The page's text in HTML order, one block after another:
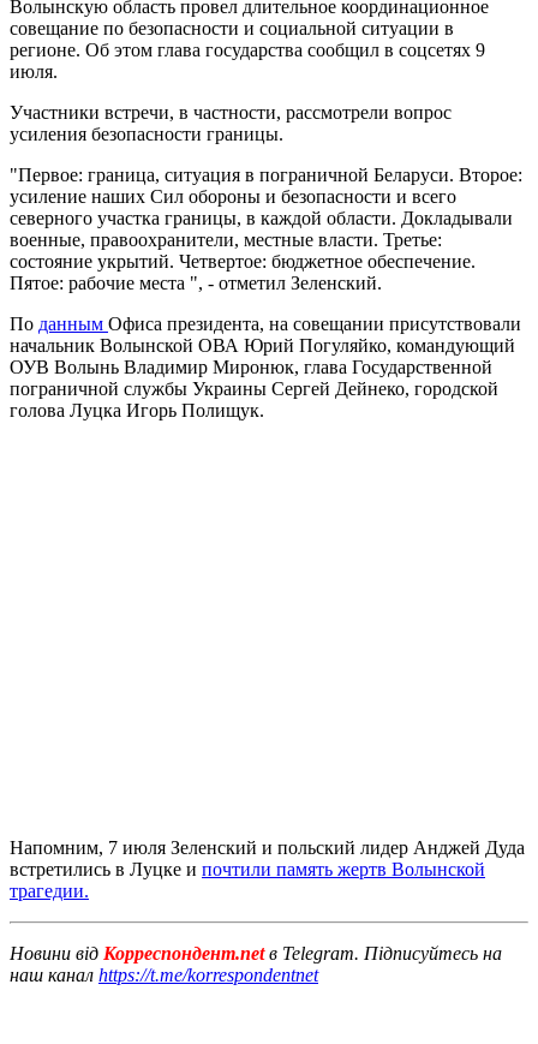
Волынскую область провел длительное координационное
совещание по безопасности и социальной ситуации в
регионе. Об этом глава государства сообщил в соцсетях 9
июля.
Участники встречи, в частности, рассмотрели вопрос
усиления безопасности границы.
"Первое: граница, ситуация в пограничной Беларуси. Второе:
усиление наших Сил обороны и безопасности и всего
северного участка границы, в каждой области. Докладывали
военные, правоохранители, местные власти. Третье:
состояние укрытий. Четвертое: бюджетное обеспечение.
Пятое: рабочие места ", - отметил Зеленский.
По данным Офиса президента, на совещании присутствовали
начальник Волынской ОВА Юрий Погуляйко, командующий
ОУВ Волынь Владимир Миронюк, глава Государственной
пограничной службы Украины Сергей Дейнеко, городской
голова Луцка Игорь Полищук.
Напомним, 7 июля Зеленский и польский лидер Анджей Дуда
встретились в Луцке и почтили память жертв Волынской
трагедии.
Новини від Корреспондент.netв Telegram. Підписуйтесь на
наш канал https://t.me/korrespondentnet